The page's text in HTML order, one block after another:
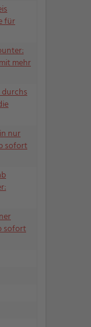
für
mehr
durchs
nur
sofort
sofort